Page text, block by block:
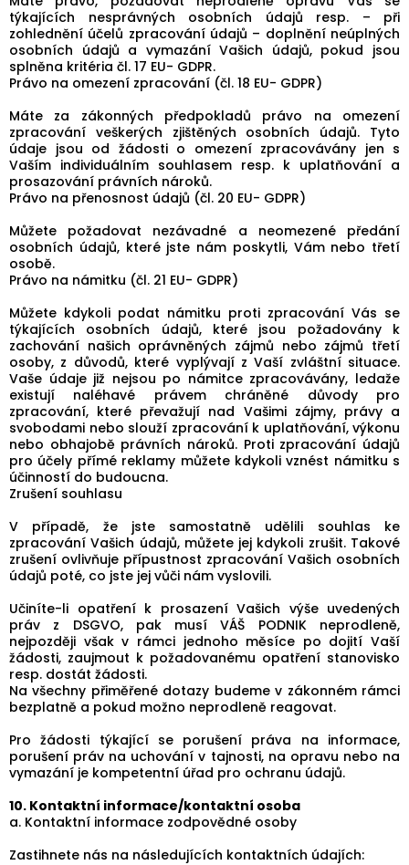
týkajících nesprávných osobních údajů resp. – při
zohlednění účelů zpracování údajů – doplnění neúplných
osobních údajů a vymazání Vašich údajů, pokud jsou
splněna kritéria čl. 17 EU- GDPR.
Právo na omezení zpracování (čl. 18 EU- GDPR)
Máte za zákonných předpokladů právo na omezení
zpracování veškerých zjištěných osobních údajů. Tyto
údaje jsou od žádosti o omezení zpracovávány jen s
Vaším individuálním souhlasem resp. k uplatňování a
prosazování právních nároků.
Právo na přenosnost údajů (čl. 20 EU- GDPR)
Můžete požadovat nezávadné a neomezené předání
osobních údajů, které jste nám poskytli, Vám nebo třetí
osobě.
Právo na námitku (čl. 21 EU- GDPR)
Můžete kdykoli podat námitku proti zpracování Vás se
týkajících osobních údajů, které jsou požadovány k
zachování našich oprávněných zájmů nebo zájmů třetí
osoby, z důvodů, které vyplývají z Vaší zvláštní situace.
Vaše údaje již nejsou po námitce zpracovávány, ledaže
existují naléhavé právem chráněné důvody pro
zpracování, které převažují nad Vašimi zájmy, právy a
svobodami nebo slouží zpracování k uplatňování, výkonu
nebo obhajobě právních nároků. Proti zpracování údajů
pro účely přímé reklamy můžete kdykoli vznést námitku s
účinností do budoucna.
Zrušení souhlasu
V případě, že jste samostatně udělili souhlas ke
zpracování Vašich údajů, můžete jej kdykoli zrušit. Takové
zrušení ovlivňuje přípustnost zpracování Vašich osobních
údajů poté, co jste jej vůči nám vyslovili.
Učiníte-li opatření k prosazení Vašich výše uvedených
práv z DSGVO, pak musí VÁŠ PODNIK neprodleně,
nejpozději však v rámci jednoho měsíce po dojití Vaší
žádosti, zaujmout k požadovanému opatření stanovisko
resp. dostát žádosti.
Na všechny přiměřené dotazy budeme v zákonném rámci
bezplatně a pokud možno neprodleně reagovat.
Pro žádosti týkající se porušení práva na informace,
porušení práv na uchování v tajnosti, na opravu nebo na
vymazání je kompetentní úřad pro ochranu údajů.
10. Kontaktní informace/kontaktní osoba
a. Kontaktní informace zodpovědné osoby
Zastihnete nás na následujících kontaktních údajích: